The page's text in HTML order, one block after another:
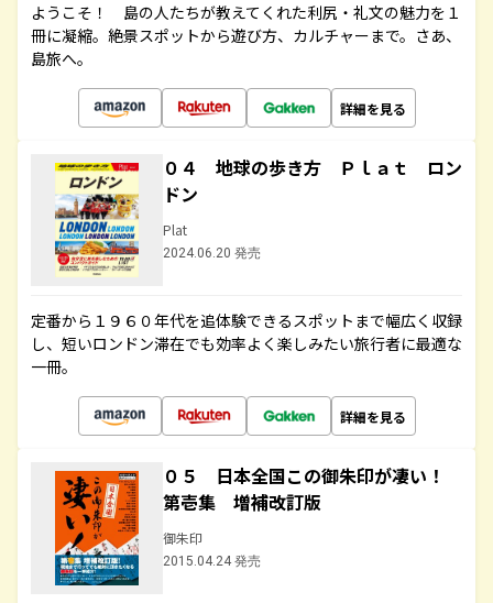
ようこそ！ 島の人たちが教えてくれた利尻・礼文の魅力を１
冊に凝縮。絶景スポットから遊び方、カルチャーまで。さあ、
島旅へ。
詳細を見る
０４ 地球の歩き方 Ｐｌａｔ ロン
ドン
Plat
2024.06.20 発売
定番から１９６０年代を追体験できるスポットまで幅広く収録
し、短いロンドン滞在でも効率よく楽しみたい旅行者に最適な
一冊。
詳細を見る
０５ 日本全国この御朱印が凄い！
第壱集 増補改訂版
御朱印
2015.04.24 発売